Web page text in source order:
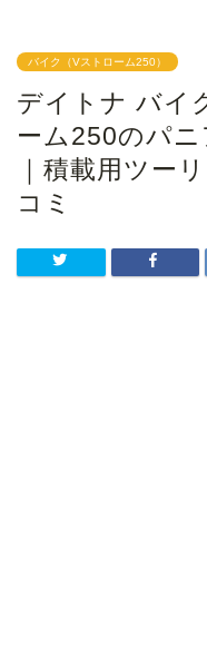
バイク（Vストローム250）
デイトナ バイ
ーム250のパ
｜積載用ツー
コミ